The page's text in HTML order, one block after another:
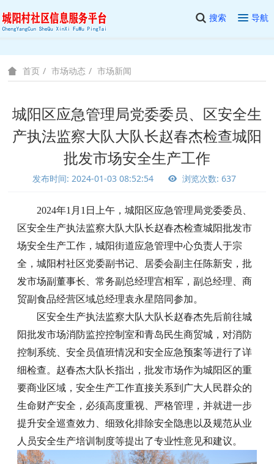
搜索 导航
首页 市场动态 市场新闻
城阳区应急管理局党委委员、区安全生
产执法监察大队大队长赵春杰检查城阳
批发市场安全生产工作
发布时间: 2024-01-03 08:52:54 浏览次数: 637
2024年1月1日上午，城阳区应急管理局党委委员、
区安全生产执法监察大队大队长赵春杰检查城阳批发市
场安全生产工作，城阳街道应急管理中心负责人于宗
全 ，城阳村社区党委副书记、居委会副主任陈新安，批
发市场副董事长、常务副总经理宫相军，副总经理、商
贸副食品经营区域总经理袁永星陪同参加。
区安全生产执法监察大队大队长赵春杰先后前往城
阳批发市场消防监控控制室和青岛民生商贸城，对消防
控制系统、安全员值班情况和安全应急预案等进行了详
细检查。赵春杰大队长指出，批发市场作为城阳区的重
要商业区域，安全生产工作直接关系到广大人民群众的
生命财产安全，必须高度重视、严格管理，并就进一步
提升安全巡查效力、细致化排除安全隐患以及规范从业
人员安全生产培训制度等提出了专业性意见和建议。